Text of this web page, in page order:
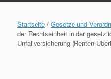
Startseite / Gesetze und
der Rechtseinheit in der
Unfallversicherung (Renten-